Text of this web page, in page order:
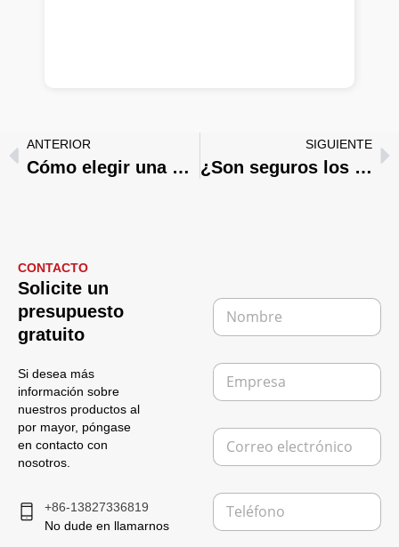
ANTERIOR
Cómo elegir una batería de cocina: la mejor para su cocina
SIGUIENTE
¿Son seguros los utensilios de cocina de acero inoxidable?
CONTACTO
Solicite un
presupuesto
gratuito
Si desea más
información sobre
nuestros productos al
por mayor, póngase
en contacto con
nosotros.
+86-13827336819
No dude en llamarnos
N
m
r
e
*
E
p
e
s
a
C
r
e
o
e
T
l